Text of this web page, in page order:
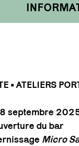
• ATELIERS
septembre
du bar
Micro